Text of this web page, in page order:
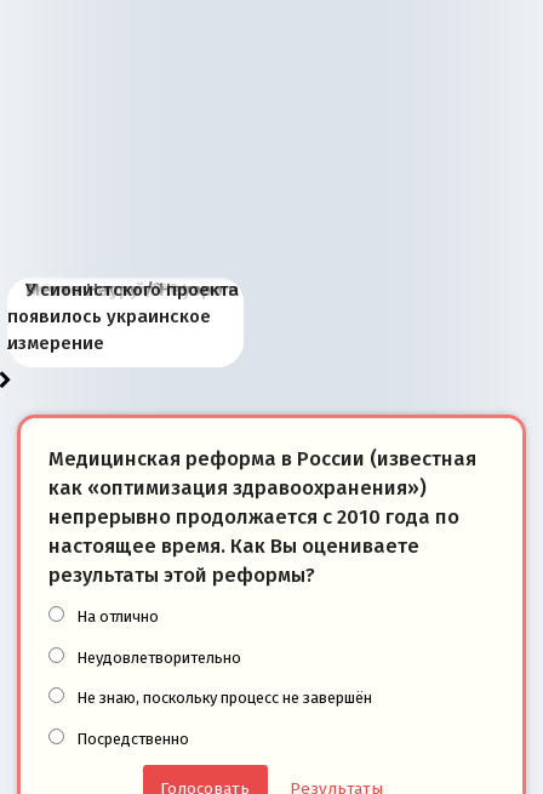
Киевская марионетка
Запада рассказала о
«переобувании» хозяев
В России назрели
перемены: 15 шагов к
суверенной экономике
Миграционный пожар
Европы
Россия начинает
сбрасывать балласт
Анкориджа
Россия зимой 1904
года: первые уступки во
внутренней политике
Русская нация вчера и
сегодня
Почему правый крах в
Варшаве не поможет её
отношениям с Россией?
Место Науру / Науэро в
современной истории
Южной Осетии
У сионистского проекта
появилось украинское
измерение
Медицинская реформа в России (известная
как «оптимизация здравоохранения»)
непрерывно продолжается с 2010 года по
настоящее время. Как Вы оцениваете
результаты этой реформы?
На отлично
Неудовлетворительно
Не знаю, поскольку процесс не завершён
Посредственно
Результаты